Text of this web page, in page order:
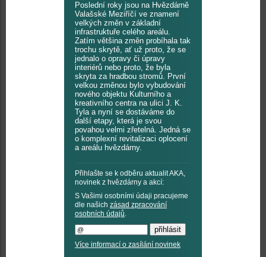
Poslední roky jsou na Hvězdárně
Valašské Meziříčí ve znamení
velkých změn v základní
infrastruktuře celého areálu.
Zatím většina změn probíhala tak
trochu skrytě, ať už proto, že se
jednalo o opravy či úpravy
interiérů nebo proto, že byla
skryta za hradbou stromů. První
velkou změnou bylo vybudování
nového objektu Kulturního a
kreativního centra na ulici J. K.
Tyla a nyní se dostáváme do
další etapy, která je svou
povahou velmi zřetelná. Jedná se
o komplexní revitalizaci oplocení
a areálu hvězdárny.
Přihlašte se k odběru aktualit AKA,
novinek z hvězdárny a akcí:
S Vašimi osobními údaji pracujeme
dle našich zásad zpracování
osobních údajů.
Více informací o zasílání novinek